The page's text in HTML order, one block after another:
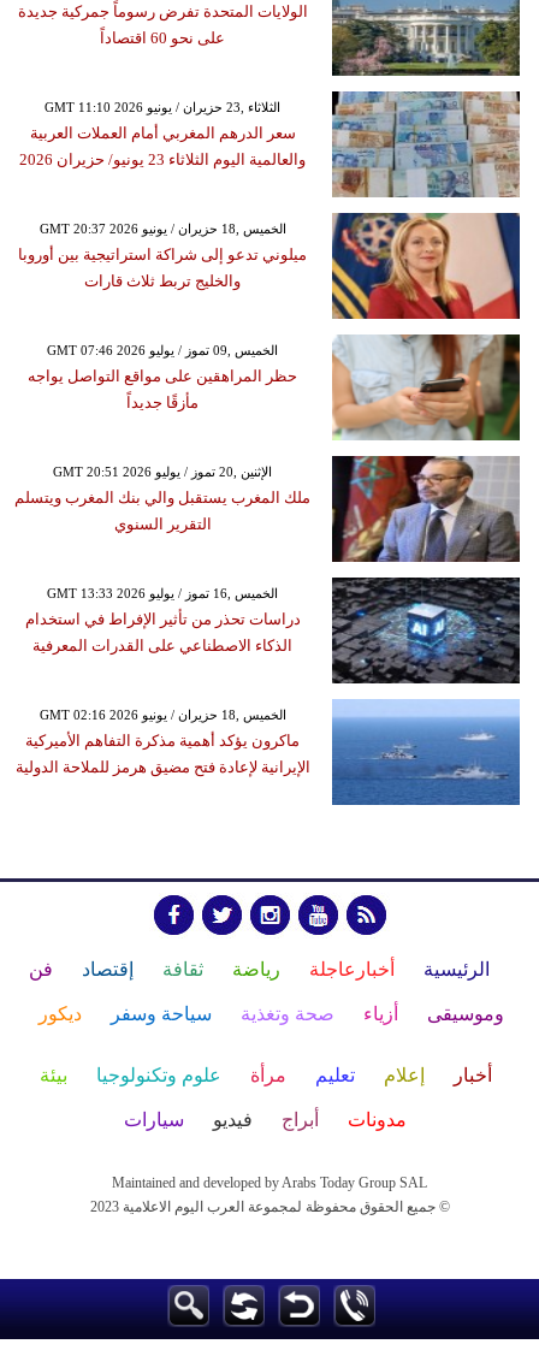
الولايات المتحدة تفرض رسوماً جمركية جديدة
على نحو 60 اقتصاداً
GMT 11:10 2026 الثلاثاء ,23 حزيران / يونيو
سعر الدرهم المغربي أمام العملات العربية
والعالمية اليوم الثلاثاء 23 يونيو/ حزيران 2026
GMT 20:37 2026 الخميس ,18 حزيران / يونيو
ميلوني تدعو إلى شراكة استراتيجية بين أوروبا
والخليج تربط ثلاث قارات
GMT 07:46 2026 الخميس ,09 تموز / يوليو
حظر المراهقين على مواقع التواصل يواجه
مأزقًا جديداً
GMT 20:51 2026 الإثنين ,20 تموز / يوليو
ملك المغرب يستقبل والي بنك المغرب ويتسلم
التقرير السنوي
GMT 13:33 2026 الخميس ,16 تموز / يوليو
دراسات تحذر من تأثير الإفراط في استخدام
الذكاء الاصطناعي على القدرات المعرفية
GMT 02:16 2026 الخميس ,18 حزيران / يونيو
ماكرون يؤكد أهمية مذكرة التفاهم الأميركية
الإيرانية لإعادة فتح مضيق هرمز للملاحة الدولية
الرئيسية أخبارعاجلة رياضة ثقافة إقتصاد فن
وموسيقى أزياء صحة وتغذية سياحة وسفر ديكور
أخبار إعلام تعليم مرأة علوم وتكنولوجيا بيئة
مدونات أبراج فيديو سيارات
Maintained and developed by Arabs Today Group SAL
جميع الحقوق محفوظة لمجموعة العرب اليوم الاعلامية 2023 ©